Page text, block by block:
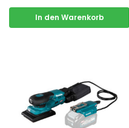
In den Warenkorb